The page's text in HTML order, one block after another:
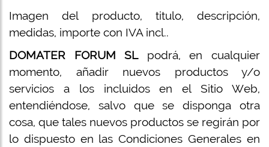
Imagen del producto, titulo, descripción,
medidas, importe con IVA incl..
DOMATER FORUM SLpodrá, en cualquier
momento, añadir nuevos productos y/o
servicios a los incluidos en el Sitio Web,
entendiéndose, salvo que se disponga otra
cosa, que tales nuevos productos se regirán por
lo dispuesto en las Condiciones Generales en